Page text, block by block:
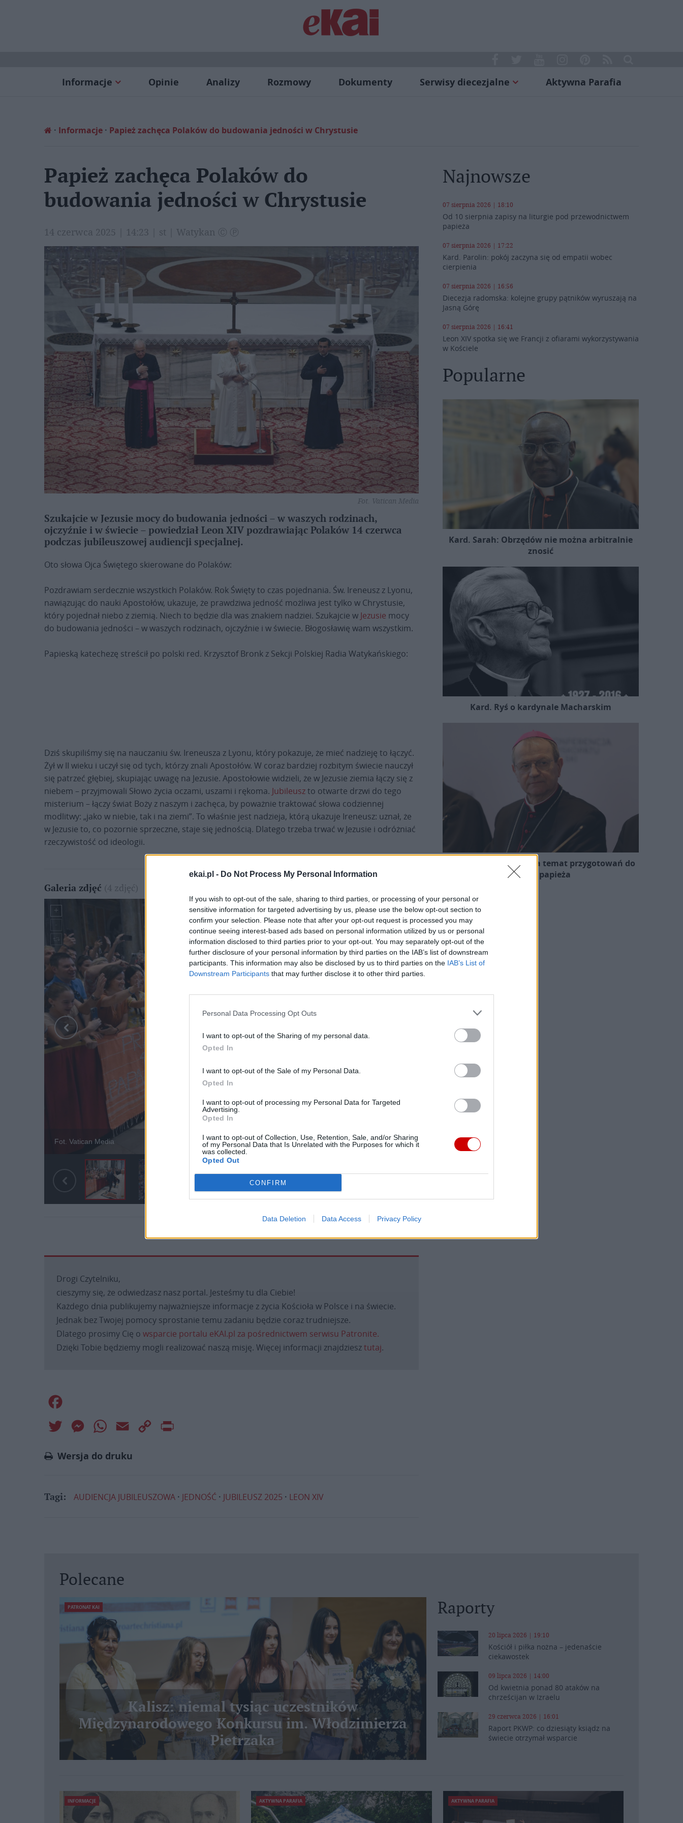
ekai.pl - Do Not Process My Personal Information
If you wish to opt-out of the sale, sharing to third parties, or processing of your personal or
sensitive information for targeted advertising by us, please use the below opt-out section to
confirm your selection. Please note that after your opt-out request is processed you may
continue seeing interest-based ads based on personal information utilized by us or personal
information disclosed to third parties prior to your opt-out. You may separately opt-out of the
further disclosure of your personal information by third parties on the IAB’s list of downstream
participants. This information may also be disclosed by us to third parties on the IAB’s List of
Downstream Participants that may further disclose it to other third parties.
Personal Data Processing Opt Outs
I want to opt-out of the Sharing of my personal data.
Opted In
I want to opt-out of the Sale of my Personal Data.
Opted In
I want to opt-out of processing my Personal Data for Targeted
Advertising.
Opted In
I want to opt-out of Collection, Use, Retention, Sale, and/or Sharing
of my Personal Data that Is Unrelated with the Purposes for which it
was collected.
Opted Out
CONFIRM
Data Deletion Data Access Privacy Policy
Informacje Opinie Analizy Rozmowy Dokumenty Serwisy diecezjalne Aktywna Parafia
Informacje Papież zachęca Polaków do budowania jedności w Chrystusie
Papież zachęca Polaków do
budowania jedności w Chrystusie
14 czerwca 2025 | 14:23 | st | Watykan Ⓒ Ⓟ
Fot. Vatican Media
Szukajcie w Jezusie mocy do budowania jedności – w waszych rodzinach,
ojczyźnie i w świecie – powiedział Leon XIV pozdrawiając Polaków 14 czerwca
podczas jubileuszowej audiencji specjalnej.
Oto słowa Ojca Świętego skierowane do Polaków:
Pozdrawiam serdecznie wszystkich Polaków. Rok Święty to czas pojednania. Św. Ireneusz z Lyonu,
nawiązując do nauki Apostołów, ukazuje, że prawdziwa jedność możliwa jest tylko w Chrystusie,
który pojednał niebo z ziemią. Niech to będzie dla was znakiem nadziei. Szukajcie w Jezusie mocy
do budowania jedności – w waszych rodzinach, ojczyźnie i w świecie. Błogosławię wam wszystkim.
Papieską katechezę streścił po polski red. Krzysztof Bronk z Sekcji Polskiej Radia Watykańskiego:
Dziś skupiliśmy się na nauczaniu św. Ireneusza z Lyonu, który pokazuje, że mieć nadzieję to łączyć.
Żył w II wieku i uczył się od tych, którzy znali Apostołów. W coraz bardziej rozbitym świecie nauczył
się patrzeć głębiej, skupiając uwagę na Jezusie. Apostołowie widzieli, że w Jezusie ziemia łączy się z
niebem – przyjmowali Słowo życia oczami, uszami i rękoma. Jubileuszto otwarte drzwi do tego
misterium – łączy świat Boży z naszym i zachęca, by poważnie traktować słowa codziennej
modlitwy: „jako w niebie, tak i na ziemi”. To właśnie jest nadzieja, którą ukazuje Ireneusz: uznał, że
w Jezusie to, co pozornie sprzeczne, staje się jednością. Dlatego trzeba trwać w Jezusie i odróżniać
rzeczywistość od ideologii.
Galeria zdjęć (4 zdjęć)
Fot. Vatican Media
Drogi Czytelniku,
cieszymy się, że odwiedzasz nasz portal. Jesteśmy tu dla Ciebie!
Każdego dnia publikujemy najważniejsze informacje z życia Kościoła w Polsce i na świecie.
Jednak bez Twojej pomocy sprostanie temu zadaniu będzie coraz trudniejsze.
Dlatego prosimy Cię o wsparcie portalu eKAI.pl za pośrednictwem serwisu Patronite.
Dzięki Tobie będziemy mogli realizować naszą misję. Więcej informacji znajdziesztutaj.
Twitter MessengerWhatsApp
Email
Copy
Wersja do druku
Tagi: AUDIENCJA JUBILEUSZOWA JEDNOŚĆ JUBILEUSZ 2025 LEON XIV
Najnowsze
07 sierpnia 2026 | 18:10
Od 10 sierpnia zapisy na liturgie pod przewodnictwem
papieża
07 sierpnia 2026 | 17:22
Kard. Parolin: pokój zaczyna się od empatii wobec
cierpienia
07 sierpnia 2026 | 16:56
Diecezja radomska: kolejne grupy pątników wyruszają na
Jasną Górę
07 sierpnia 2026 | 16:41
Leon XIV spotka się we Francji z ofiarami wykorzystywania
w Kościele
Popularne
Kard. Sarah: Obrzędów nie można arbitralnie
znosić
Kard. Ryś o kardynale Macharskim
Przewodniczący KEP na temat przygotowań do
wizyty papieża
Polecane
PATRONAT KAI
Kalisz: niemal tysiąc uczestników
Międzynarodowego Konkursu im. Włodzimierza
Pietrzaka
Raporty
20 lipca 2026 | 19:10
Kościół i piłka nożna – jedenaście
ciekawostek
09 lipca 2026 | 14:00
Od kwietnia ponad 80 ataków na
chrześcijan w Izraelu
29 czerwca 2026 | 16:01
Raport PKWP: co dziesiąty ksiądz na
świecie otrzymał wsparcie
INFORMACJE AKTYWNA PARAFIA AKTYWNA PARAFIA